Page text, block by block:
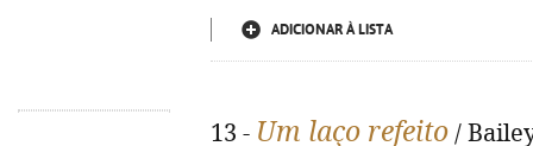
ADICIONAR À LISTA
13 - Um laço refeito /